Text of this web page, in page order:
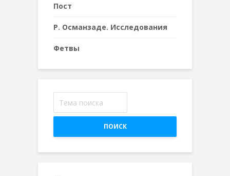
Пост
Р. Османзаде. Исследования
Фетвы
ПОИСК